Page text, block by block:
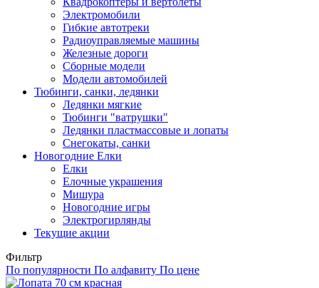
Электромобили
Гибкие автотреки
Радиоуправляемые машины
Железные дороги
Сборные модели
Модели автомобилей
Тюбинги, санки, ледянки
Ледянки мягкие
Тюбинги "ватрушки"
Ледянки пластмассовые и лопаты
Снегокаты, санки
Новогодние Елки
Елки
Елочные украшения
Мишура
Новогодние игры
Электрогирлянды
Текущие акции
Фильтр
По популярности По алфавиту По цене